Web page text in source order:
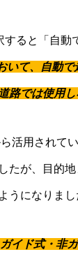
ると「自動
いて、自動
路では使用し
活用されて
たが、目的
うになりまし
イド式・非